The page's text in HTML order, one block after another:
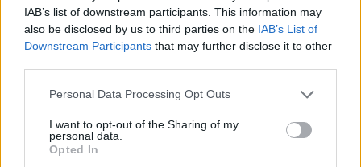
IAB’s list of downstream participants. This information may
also be disclosed by us to third parties on the IAB’s List of
Downstream Participants that may further disclose it to other
Please note that this website/app uses one or more Google
not limited to your visit or usage behaviour. You may click to
grant or deny consent to Google and its third-party tags to
use your data for below specified purposes in below Google
Personal Data Processing Opt Outs
I want to opt-out of the Sharing of my
personal data.
Opted In